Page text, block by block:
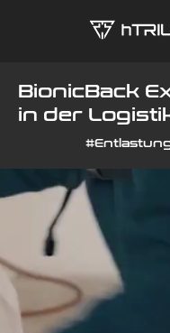
BionicBack
in der